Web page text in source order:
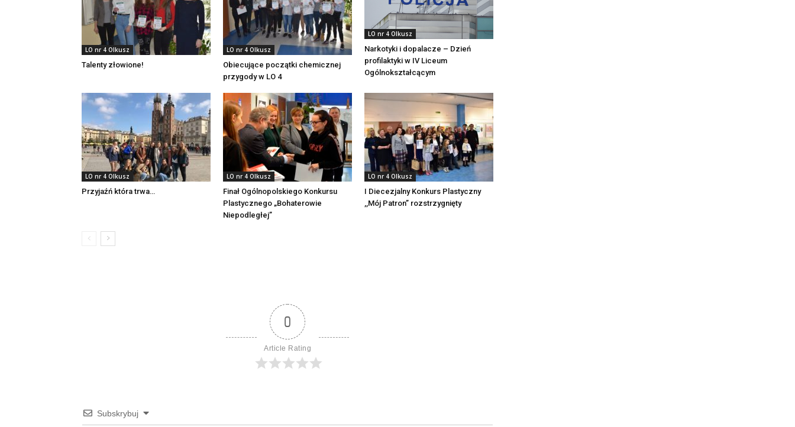
LO nr 4 Olkusz
Talenty złowione!
LO nr 4 Olkusz
Obiecujące początki chemicznej
przygody w LO 4
LO nr 4 Olkusz
Narkotyki i dopalacze – Dzień
profilaktyki w IV Liceum
Ogólnokształcącym
LO nr 4 Olkusz
Przyjaźń która trwa…
LO nr 4 Olkusz
Finał Ogólnopolskiego Konkursu
Plastycznego „Bohaterowie
Niepodległej”
LO nr 4 Olkusz
I Diecezjalny Konkurs Plastyczny
,,Mój Patron” rozstrzygnięty
0
Article Rating
Subskrybuj